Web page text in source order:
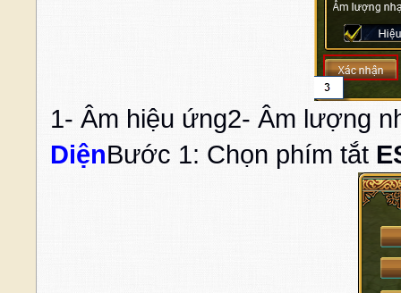
1- Âm hiệu ứng2- Âm lượng
DiệnBước 1: Chọn phím tắt